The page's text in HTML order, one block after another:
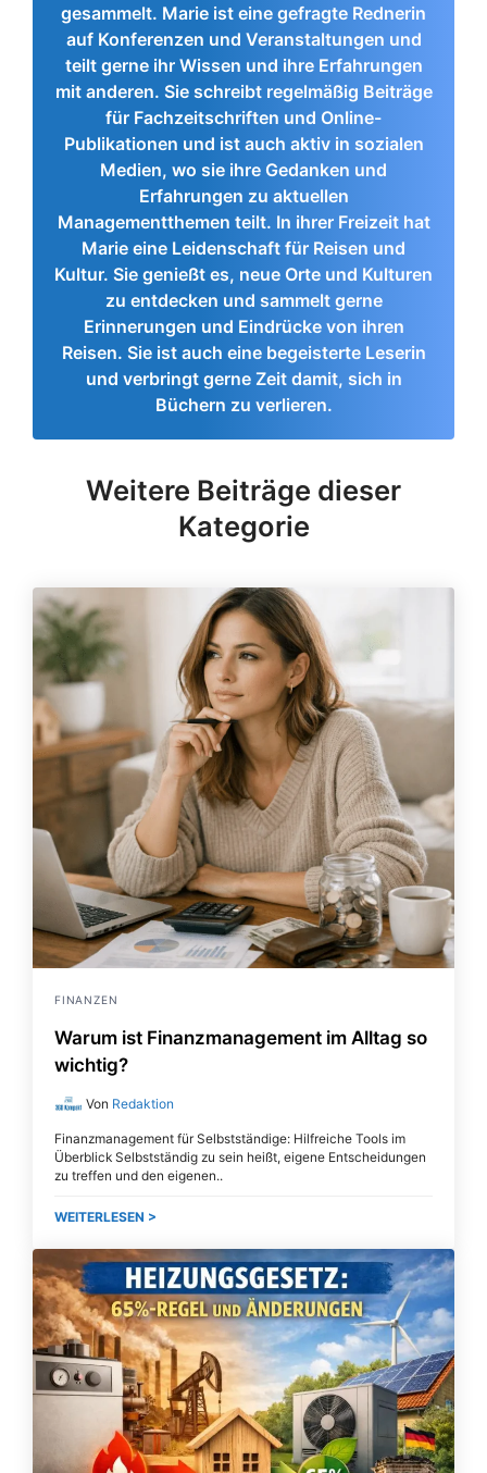
gesammelt. Marie ist eine gefragte Rednerin
auf Konferenzen und Veranstaltungen und
teilt gerne ihr Wissen und ihre Erfahrungen
mit anderen. Sie schreibt regelmäßig Beiträge
für Fachzeitschriften und Online-
Publikationen und ist auch aktiv in sozialen
Medien, wo sie ihre Gedanken und
Erfahrungen zu aktuellen
Managementthemen teilt. In ihrer Freizeit hat
Marie eine Leidenschaft für Reisen und
Kultur. Sie genießt es, neue Orte und Kulturen
zu entdecken und sammelt gerne
Erinnerungen und Eindrücke von ihren
Reisen. Sie ist auch eine begeisterte Leserin
und verbringt gerne Zeit damit, sich in
Büchern zu verlieren.
Weitere Beiträge dieser
Kategorie
FINANZEN
Warum ist Finanzmanagement im Alltag so
wichtig?
Von Redaktion
Finanzmanagement für Selbstständige: Hilfreiche Tools im
Überblick Selbstständig zu sein heißt, eigene Entscheidungen
zu treffen und den eigenen
WEITERLESEN >